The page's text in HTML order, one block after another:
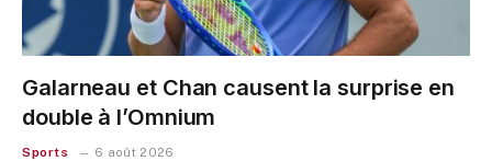
Galarneau et Chan causent la surprise en
double à l’Omnium
Sports 6 août 2026